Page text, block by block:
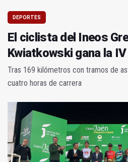
DEPORTES
El ciclista del Ineos
Kwiatkowski gana la
Tras 169 kilómetros con tramos de
cuatro horas de carrera